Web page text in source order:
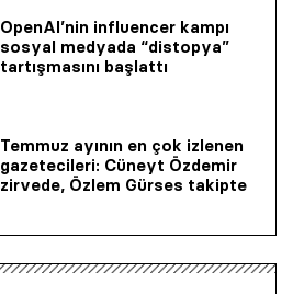
OpenAI’nin influencer kampı
sosyal medyada “distopya”
tartışmasını başlattı
Temmuz ayının en çok izlenen
gazetecileri: Cüneyt Özdemir
zirvede, Özlem Gürses takipte